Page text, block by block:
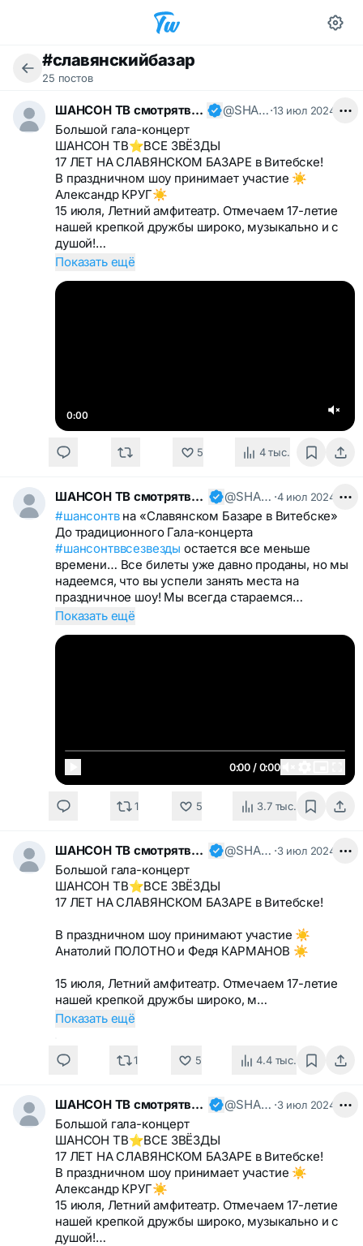
#славянскийбазар
25 постов
ШАНСОН ТВ смотрятвсешансонтв @SHANSONTV·13 июл 2024
Большой гала-концерт
ШАНСОН ТВ⭐️ВСЕ ЗВЁЗДЫ
17 ЛЕТ НА СЛАВЯНСКОМ БАЗАРЕ в Витебске!
В праздничном шоу принимает участие ☀️
Александр КРУГ☀️
15 июля, Летний амфитеатр. Отмечаем 17-летие
нашей крепкой дружбы широко, музыкально и с
душой!…
Показать ещё
0:00
5 4 тыс.
ШАНСОН ТВ смотрятвсешансонтв @SHANSONTV ·4 июл 2024
#шансонтвна «Славянском Базаре в Витебске»
До традиционного Гала-концерта
#шансонтввсезвезды остается все меньше
времени… Все билеты уже давно проданы, но мы
надеемся, что вы успели занять места на
праздничное шоу! Мы всегда стараемся…
Показать ещё
0:00 / 0:00
1 5 3.7 тыс.
ШАНСОН ТВ смотрятвсешансонтв @SHANSONTV ·3 июл 2024
Большой гала-концерт
ШАНСОН ТВ⭐️ВСЕ ЗВЁЗДЫ
17 ЛЕТ НА СЛАВЯНСКОМ БАЗАРЕ в Витебске!
В праздничном шоу принимают участие ☀️
Анатолий ПОЛОТНО и Федя КАРМАНОВ ☀️
15 июля, Летний амфитеатр. Отмечаем 17-летие
нашей крепкой дружбы широко, м…
Показать ещё
1 5 4.4 тыс.
ШАНСОН ТВ смотрятвсешансонтв @SHANSONTV ·3 июл 2024
Большой гала-концерт
ШАНСОН ТВ⭐️ВСЕ ЗВЁЗДЫ
17 ЛЕТ НА СЛАВЯНСКОМ БАЗАРЕ в Витебске!
В праздничном шоу принимает участие ☀️
Александр КРУГ☀️
15 июля, Летний амфитеатр. Отмечаем 17-летие
нашей крепкой дружбы широко, музыкально и с
душой!…